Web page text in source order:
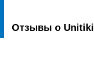
Отзывы о Unitiki